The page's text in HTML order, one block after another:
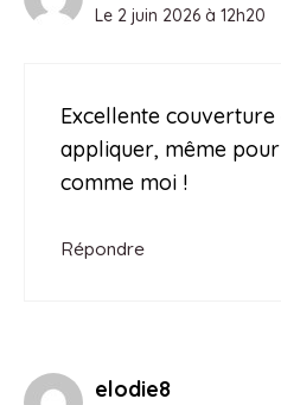
Le 2 juin 2026 à 12h20
Excellente
appliquer, même
comme moi !
Répondre
elodie8